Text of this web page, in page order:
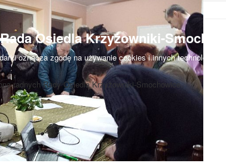
Osiedla Krzyżowniki-
oznacza zgodę na używanie cookies i innych technologii.
radnych Rady Osiedla Krzyżowniki-Smochowice.